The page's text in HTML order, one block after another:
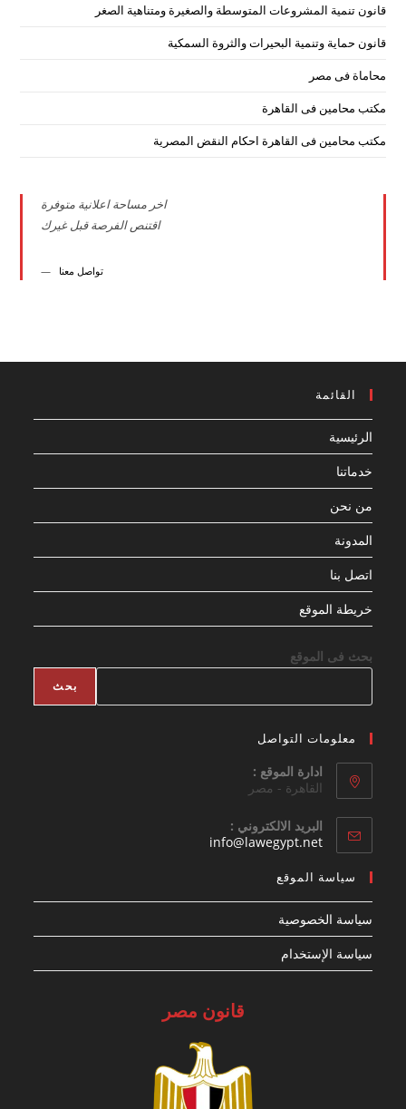
قانون تنمية المشروعات المتوسطة والصغيرة ومتناهية الصغر
قانون حماية وتنمية البحيرات والثروة السمكية
محاماة فى مصر
مكتب محامين فى القاهرة
مكتب محامين فى القاهرة احكام النقض المصرية
اخر مساحة اعلانية متوفرة
اقتنص الفرصة قبل غيرك
تواصل معنا
القائمة
الرئيسية
خدماتنا
من نحن
المدونة
اتصل بنا
خريطة الموقع
بحث فى الموقع
بحث
معلومات التواصل
ادارة الموقع :
القاهرة - مصر
البريد الالكتروني :
info@lawegypt.net
سياسة الموقع
سياسة الخصوصية
سياسة الإستخدام
قانون مصر